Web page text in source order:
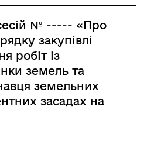
№ ----- «Про
закупівлі
робіт із
земель та
земельних
засадах на